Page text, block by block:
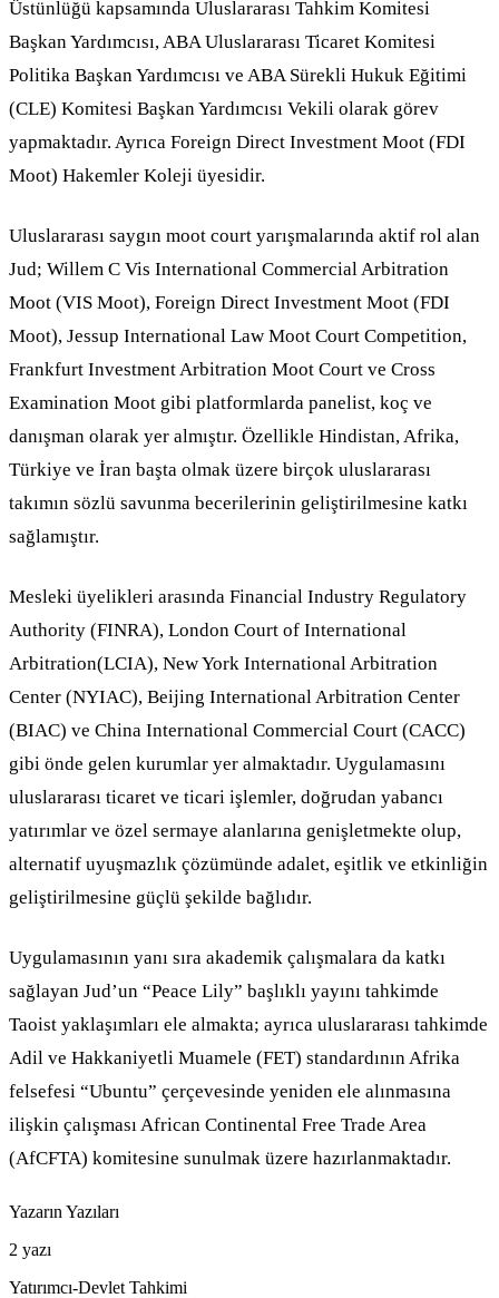
Üstünlüğü kapsamında Uluslararası Tahkim Komitesi
Başkan Yardımcısı, ABA Uluslararası Ticaret Komitesi
Politika Başkan Yardımcısı ve ABA Sürekli Hukuk Eğitimi
(CLE) Komitesi Başkan Yardımcısı Vekili olarak görev
yapmaktadır. Ayrıca Foreign Direct Investment Moot (FDI
Moot) Hakemler Koleji üyesidir.
Uluslararası saygın moot court yarışmalarında aktif rol alan
Jud; Willem C Vis International Commercial Arbitration
Moot (VIS Moot), Foreign Direct Investment Moot (FDI
Moot), Jessup International Law Moot Court Competition,
Frankfurt Investment Arbitration Moot Court ve Cross
Examination Moot gibi platformlarda panelist, koç ve
danışman olarak yer almıştır. Özellikle Hindistan, Afrika,
Türkiye ve İran başta olmak üzere birçok uluslararası
takımın sözlü savunma becerilerinin geliştirilmesine katkı
sağlamıştır.
Mesleki üyelikleri arasında Financial Industry Regulatory
Authority (FINRA), London Court of International
Arbitration(LCIA), New York International Arbitration
Center (NYIAC), Beijing International Arbitration Center
(BIAC) ve China International Commercial Court (CACC)
gibi önde gelen kurumlar yer almaktadır. Uygulamasını
uluslararası ticaret ve ticari işlemler, doğrudan yabancı
yatırımlar ve özel sermaye alanlarına genişletmekte olup,
alternatif uyuşmazlık çözümünde adalet, eşitlik ve etkinliğin
geliştirilmesine güçlü şekilde bağlıdır.
Uygulamasının yanı sıra akademik çalışmalara da katkı
sağlayan Jud’un “Peace Lily” başlıklı yayını tahkimde
Taoist yaklaşımları ele almakta; ayrıca uluslararası tahkimde
Adil ve Hakkaniyetli Muamele (FET) standardının Afrika
felsefesi “Ubuntu” çerçevesinde yeniden ele alınmasına
ilişkin çalışması African Continental Free Trade Area
(AfCFTA) komitesine sunulmak üzere hazırlanmaktadır.
Yazarın Yazıları
2 yazı
Yatırımcı-Devlet Tahkimi